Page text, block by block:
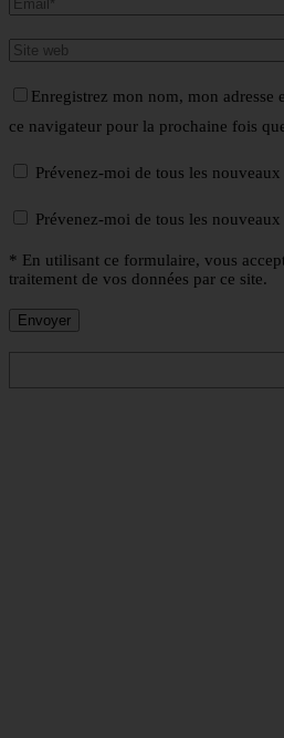
Enregistrez mon nom, mon adresse
ce navigateur pour la prochaine fois
Prévenez-moi de tous les
Prévenez-moi de tous les
* En utilisant ce formulaire, vous
traitement de vos données par ce site.